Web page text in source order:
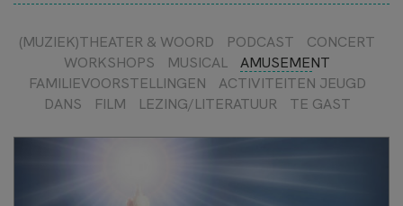
(MUZIEK)THEATER & WOORD PODCAST
CONCERT
WORKSHOPS
MUSICAL
AMUSEMENT
FAMILIEVOORSTELLINGEN
ACTIVITEITEN JEUGD
DANS
FILM LEZING/LITERATUUR TE GAST